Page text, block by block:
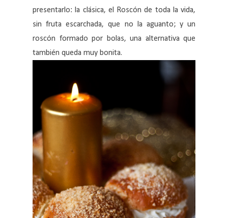
presentarlo: la clásica, el Roscón de toda la vida,
sin fruta escarchada, que no la aguanto; y un
roscón formado por bolas, una alternativa que
también queda muy bonita.